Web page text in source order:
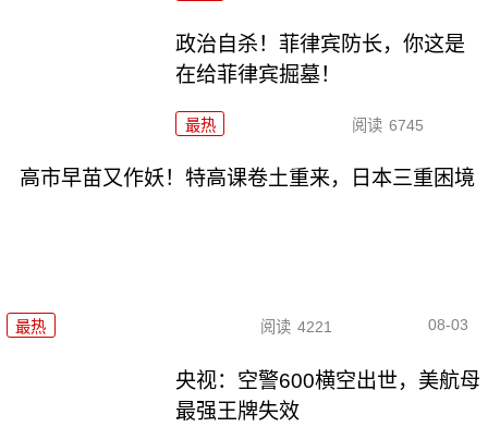
政治自杀！菲律宾防长，你这是
在给菲律宾掘墓！
最热 阅读 6745
高市早苗又作妖！特高课卷土重来，日本三重困境
最热 阅读 4221 08-03
央视：空警600横空出世，美航母
最强王牌失效